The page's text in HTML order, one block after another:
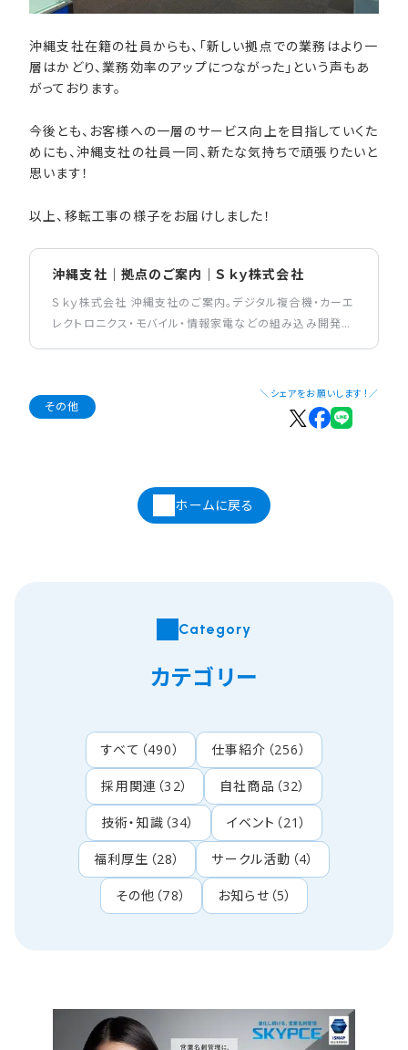
沖縄支社在籍の社員からも、「新しい拠点での業務はより一
層はかどり、業務効率のアップにつながった」という声もあ
がっております。
今後とも、お客様への一層のサービス向上を目指していくた
めにも、沖縄支社の社員一同、新たな気持ちで頑張りたいと
思います！
以上、移転工事の様子をお届けしました！
沖縄支社｜拠点のご案内｜Ｓｋｙ株式会社
Ｓｋｙ株式会社 沖縄支社のご案内。デジタル複合機・カーエ
レクトロニクス・モバイル・情報家電などの組み込み開発、
その他
＼シェアをお願いします！／
ホームに戻る
Category
カテゴリー
すべて （490） 仕事紹介 （256）
採用関連 （32） 自社商品 （32）
技術・知識 （34） イベント （21）
福利厚生 （28） サークル活動 （4）
その他 （78） お知らせ （5）